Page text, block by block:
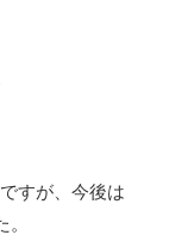
すが、今後は